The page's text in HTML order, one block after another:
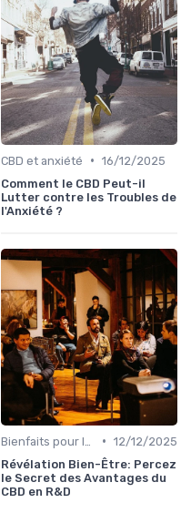
CBD et anxiété • 16/12/2025
Comment le CBD Peut-il
Lutter contre les Troubles de
l'Anxiété ?
• 12/12/2025
Révélation Bien-Être: Percez
le Secret des Avantages du
CBD en R&D